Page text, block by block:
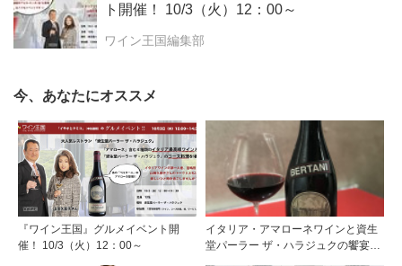
ト開催！ 10/3（火）12：00～
ワイン王国編集部
今、あなたにオススメ
『ワイン王国』グルメイベント開
催！ 10/3（火）12：00～
イタリア・アマローネワインと資生
堂パーラー ザ・ハラジュクの饗宴！